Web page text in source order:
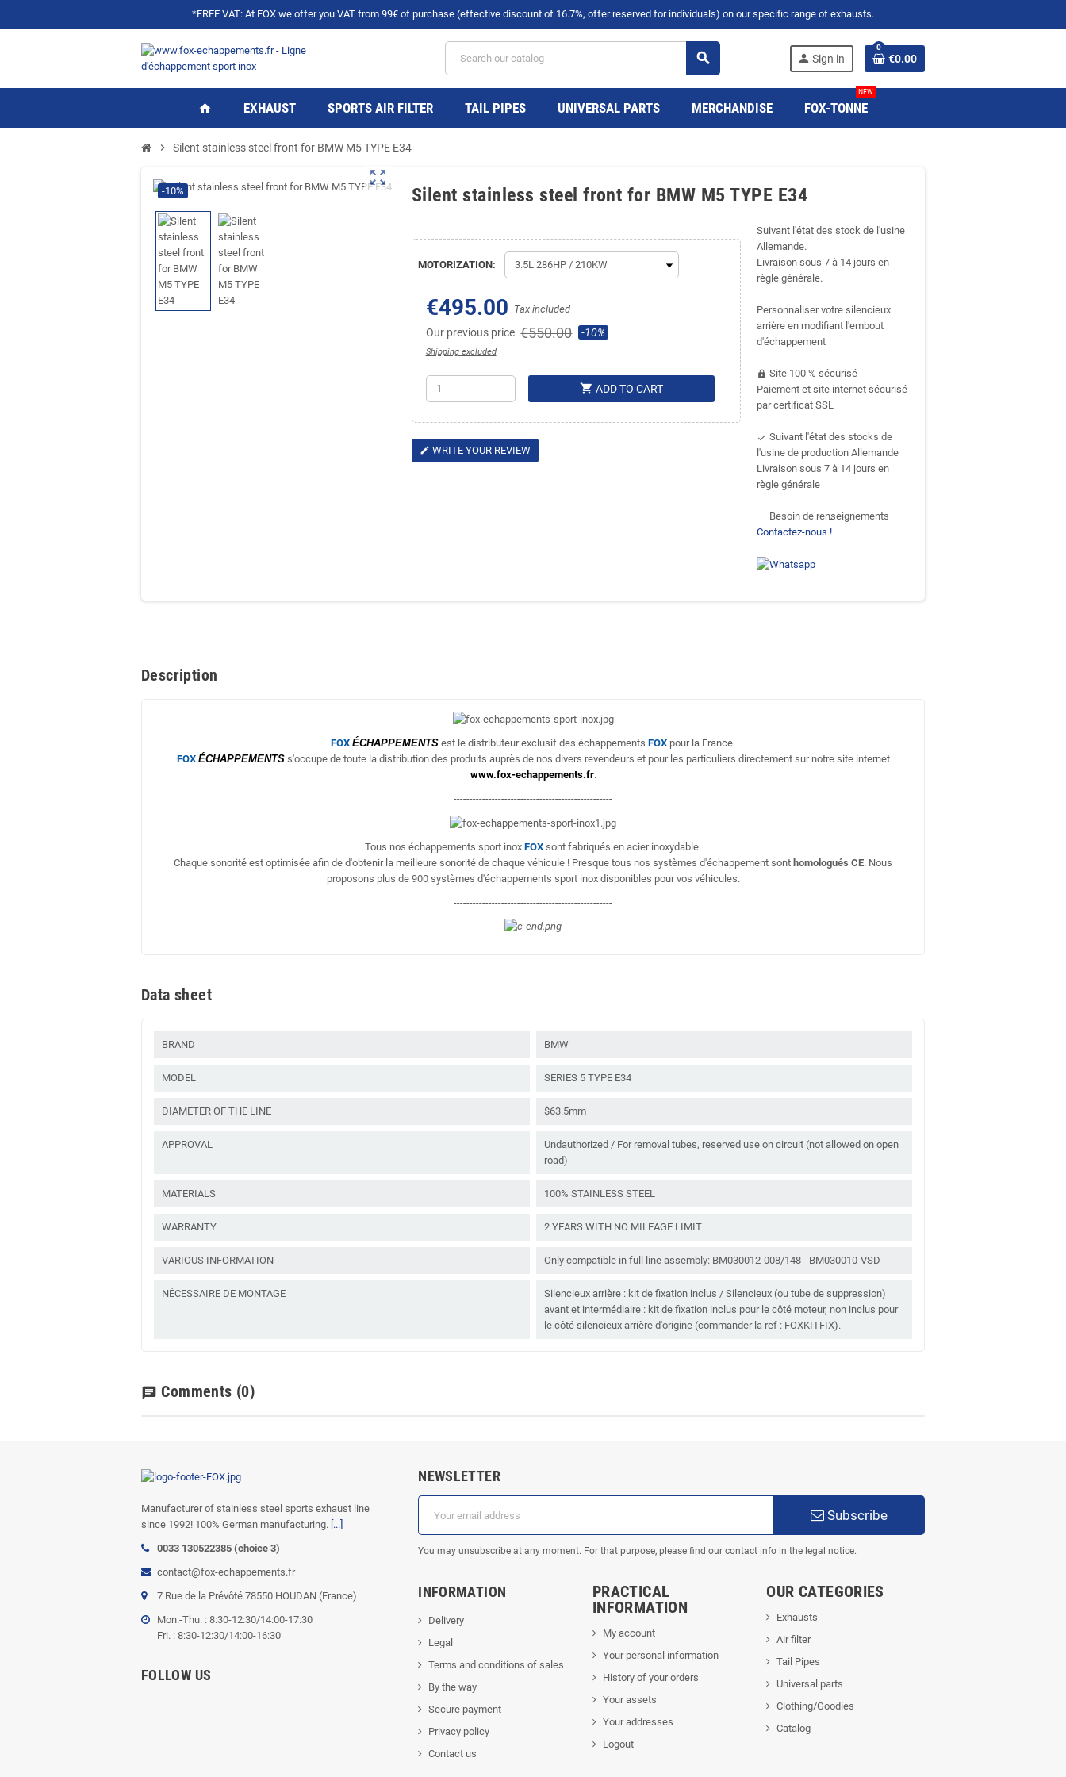
*FREE VAT: At FOX we offer you VAT from 99€ of purchase (effective discount of 16.7%, offer reserved for individuals) on our specific range of exhausts.
search person Sign in
0
€0.00
home EXHAUST SPORTS AIR FILTER TAIL PIPES UNIVERSAL PARTS MERCHANDISE FOX-TONNE
NEW
chevron_right Silent stainless steel front for BMW M5 TYPE E34
zoom_out_map
-10% Silent stainless steel front for BMW M5 TYPE E34
MOTORIZATION:
€495.00 Tax included
Our previous price €550.00 -10%
Shipping excluded
shopping_cart ADD TO CART
edit WRITE YOUR REVIEW
Suivant l'état des stock de l'usine
Allemande.
Livraison sous 7 à 14 jours en
règle générale.
Personnaliser votre silencieux
arrière en modifiant l'embout
d'échappement
https Site 100 % sécurisé
Paiement et site internet sécurisé
par certificat SSL
done Suivant l'état des stocks de
l'usine de production Allemande
Livraison sous 7 à 14 jours en
règle générale
support-agent
Besoin de renseignements
Contactez-nous !
Description
FOX ÉCHAPPEMENTS est le distributeur exclusif des échappements FOX pour la France.
FOX ÉCHAPPEMENTSs'occupe de toute la distribution des produits auprès de nos divers revendeurs et pour les particuliers directement sur notre site internet
www.fox-echappements.fr.
--------------------------------------------------
Tous nos échappements sport inox FOX sont fabriqués en acier inoxydable.
Chaque sonorité est optimisée afin de d'obtenir la meilleure sonorité de chaque véhicule ! Presque tous nos systèmes d'échappement sont homologués CE. Nous
proposons plus de 900 systèmes d'échappements sport inox disponibles pour vos véhicules.
--------------------------------------------------
Data sheet
BRAND BMW
MODEL SERIES 5 TYPE E34
DIAMETER OF THE LINE $63.5mm
APPROVAL
Undauthorized / For removal tubes, reserved use on circuit (not allowed on open
road)
MATERIALS 100% STAINLESS STEEL
WARRANTY 2 YEARS WITH NO MILEAGE LIMIT
VARIOUS INFORMATION Only compatible in full line assembly: BM030012-008/148 - BM030010-VSD
NÉCESSAIRE DE MONTAGE
Silencieux arrière : kit de fixation inclus / Silencieux (ou tube de suppression)
avant et intermédiaire : kit de fixation inclus pour le côté moteur, non inclus pour
le côté silencieux arrière d'origine (commander la ref : FOXKITFIX).
chat Comments (0)
Manufacturer of stainless steel sports exhaust line
since 1992! 100% German manufacturing. [...]
0033 130522385 (choice 3)
contact@fox-echappements.fr
7 Rue de la Prévôté 78550 HOUDAN (France)
Mon.-Thu. : 8:30-12:30/14:00-17:30
Fri. : 8:30-12:30/14:00-16:30
FOLLOW US
NEWSLETTER
Subscribe
You may unsubscribe at any moment. For that purpose, please find our contact info in the legal notice.
INFORMATION
Delivery
Legal
Terms and conditions of sales
By the way
Secure payment
Privacy policy
Contact us
PRACTICAL
INFORMATION
My account
Your personal information
History of your orders
Your assets
Your addresses
Logout
OUR CATEGORIES
Exhausts
Air filter
Tail Pipes
Universal parts
Clothing/Goodies
Catalog